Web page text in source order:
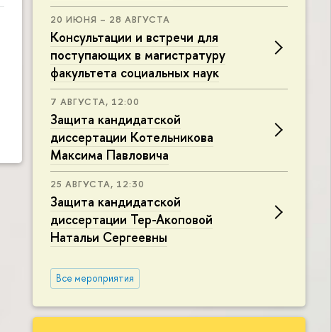
20 ИЮНЯ – 28 АВГУСТА
Консультации и встречи для
поступающих в магистратуру
факультета социальных наук
7 АВГУСТА, 12:00
Защита кандидатской
диссертации Котельникова
Максима Павловича
25 АВГУСТА, 12:30
Защита кандидатской
диссертации Тер-Акоповой
Натальи Сергеевны
Все мероприятия